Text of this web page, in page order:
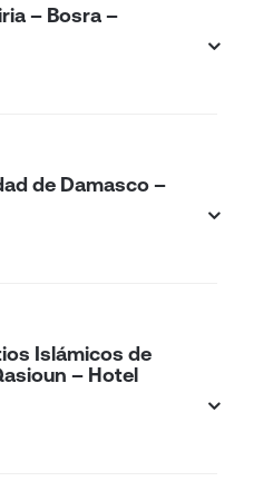
– Bosra –
de Damasco –
Islámicos de
– Hotel